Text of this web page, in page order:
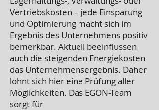
Vertriebskosten – jede Einsparung
und Optimierung macht sich im
Ergebnis des Unternehmens positiv
bemerkbar. Aktuell beeinflussen
auch die steigenden Energiekosten
das Unternehmensergebnis. Daher
lohnt sich hier eine Prüfung aller
Möglichkeiten. Das EGON-Team
sorgt für